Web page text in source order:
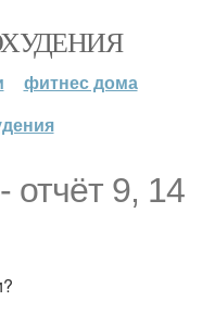
фитнес дома
отчёт 9, 14